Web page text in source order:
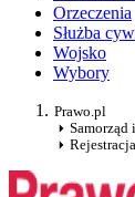
Orzeczenia
Służba
Wojsko
Wybory
Prawo.pl
Samorząd